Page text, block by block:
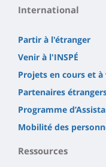
International
Partir à l'étranger
Venir à l'INSPÉ
Projets en cours et à
Partenaires
Programme
Mobilité des
Ressources